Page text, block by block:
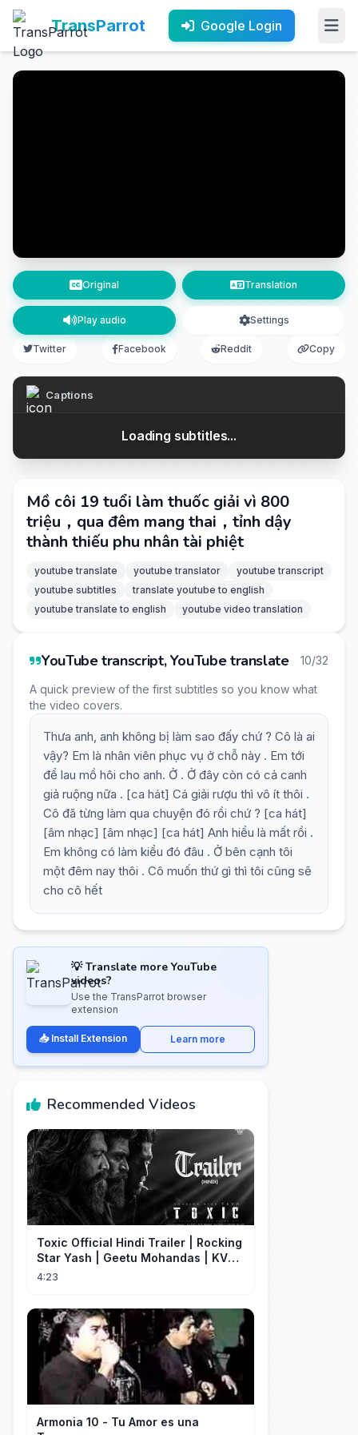
TransParrot Google Login
Original Translation
Play audio Settings
Twitter Facebook Reddit Copy
Captions
Loading subtitles...
Mồ côi 19 tuổi làm thuốc giải vì 800
triệu，qua đêm mang thai，tỉnh dậy
thành thiếu phu nhân tài phiệt
youtube translate youtube translator
youtube transcript
youtube subtitles
translate youtube to english
youtube translate to english
youtube video translation
YouTube transcript, YouTube translate 10/32
A quick preview of the first subtitles so you know what
the video covers.
Thưa anh, anh không bị làm sao đấy chứ ? Cô là ai
vậy? Em là nhân viên phục vụ ở chỗ này . Em tới
để lau mồ hôi cho anh. Ở . Ở đây còn có cả canh
giả ruộng nữa . [ca hát] Cá giải rượu thì vô ít thôi .
Cô đã từng làm qua chuyện đó rồi chứ ? [ca hát]
[âm nhạc] [âm nhạc] [ca hát] Anh hiểu là mất rồi .
Em không có làm kiểu đó đâu . Ở bên cạnh tôi
một đêm nay thôi . Cô muốn thứ gì thì tôi cũng sẽ
cho cô hết
💡 Translate more YouTube
videos?
Use the TransParrot browser
extension
📥 Install Extension Learn more
Recommended Videos
Toxic Official Hindi Trailer | Rocking
Star Yash | Geetu Mohandas | KVN |
Monster Mind Creations
4:23
Armonia 10 - Tu Amor es una